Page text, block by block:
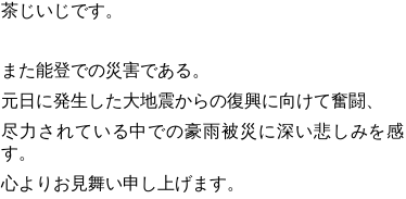
茶じいじです。
また能登での災害である。
元日に発生した大地震からの復興に向けて奮闘、
尽力されている中での豪雨被災に深い悲しみを
す。
心よりお見舞い申し上げます。